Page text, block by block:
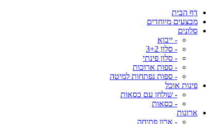
דף הבית
מבצעים מיוחדים
סלונים
- ייבוא
- סלון 3+2
- סלון פינתי
- ספות ארוכות
- ספות נפתחות למיטה
פינות אוכל
- שולחן עם כסאות
- כסאות
ארונות
- ארון פתיחה